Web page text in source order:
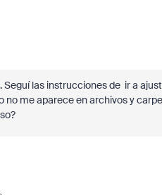
las instrucciones de ir a
no me aparece en archivos y